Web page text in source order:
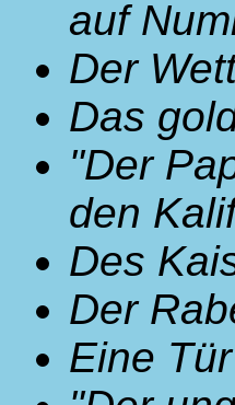
auf
Der
Das
"Der
den
Des
Der
Eine